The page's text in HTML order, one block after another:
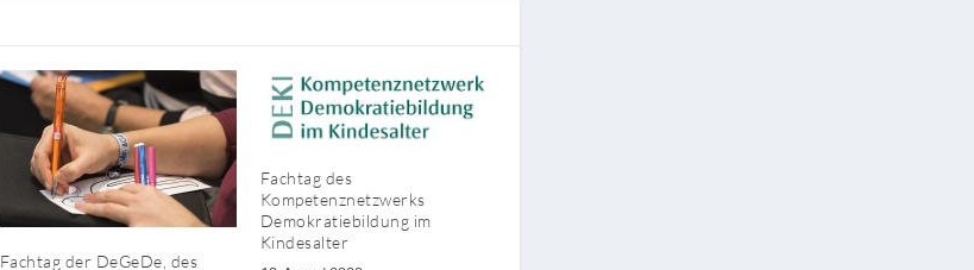
Fachtag der DeGeDe, des
Fachtag des
Kompetenznetzwerks
Demokratiebildung im
Kindesalter